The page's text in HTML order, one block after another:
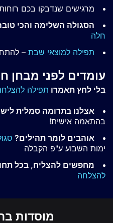
מרגישים שנדבקו בכם
הסגולה השלימה והכי
חלה
תפילה למוצאי שבת –
עומדים לפני מבחן
בלי לחץ תאמרו תפילה
אצלנו בתרומה סמלית
בהתאמה אישית!
אוהבים לומר תהילים?
ימות השבוע ע"פ הקבלה
מחפשים להצליח, בכל
להצלחה
מוסדות